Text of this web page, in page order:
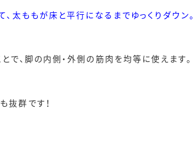
太ももが床と平行になるまでゆっくりダウン。
で、脚の内側・外側の筋肉を均等に使えます。
抜群です！